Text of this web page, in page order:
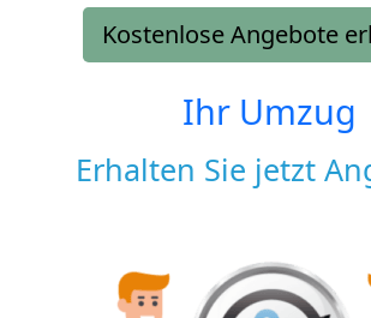
Kostenlose Angebote
Ihr Umzug
Erhalten Sie jetzt